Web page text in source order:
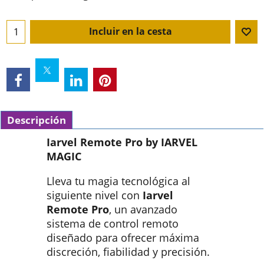
Incluir en la cesta
Descripción
Iarvel Remote Pro by IARVEL
MAGIC
Lleva tu magia tecnológica al
siguiente nivel con Iarvel
Remote Pro, un avanzado
sistema de control remoto
diseñado para ofrecer máxima
discreción, fiabilidad y precisión.